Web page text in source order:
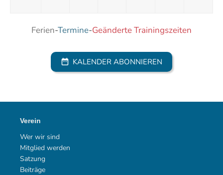
Ferien-Termine-Geänderte Trainingszeiten
KALENDER ABONNIEREN
Verein
Wer wir sind
Mitglied werden
Satzung
Beiträge